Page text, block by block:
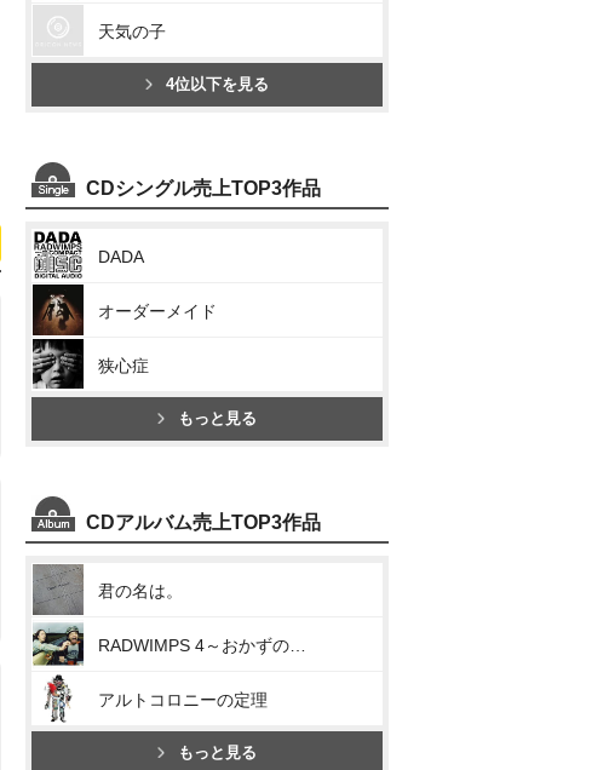
天気の子
4位以下を見る
CDシングル売上TOP3作品
DADA
オーダーメイド
狭心症
もっと見る
CDアルバム売上TOP3作品
君の名は。
アルトコロニーの定理
もっと見る